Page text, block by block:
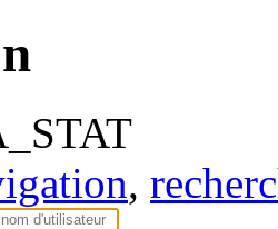
,